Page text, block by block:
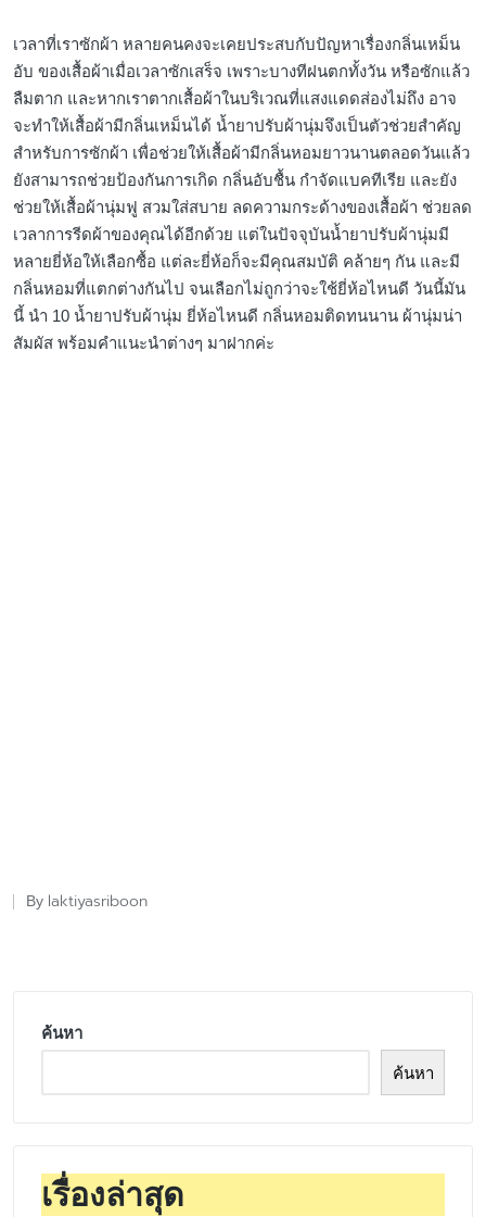
เวลาที่เราซักผ้า หลายคนคงจะเคยประสบกับปัญหาเรื่องกลิ่นเหม็น
อับ ของเสื้อผ้าเมื่อเวลาซักเสร็จ เพราะบางทีฝนตกทั้งวัน หรือซักแล้ว
ลืมตาก และหากเราตากเสื้อผ้าในบริเวณที่แสงแดดส่องไม่ถึง อาจ
จะทำให้เสื้อผ้ามีกลิ่นเหม็นได้ น้ำยาปรับผ้านุ่มจึงเป็นตัวช่วยสำคัญ
สำหรับการซักผ้า เพื่อช่วยให้เสื้อผ้ามีกลิ่นหอมยาวนานตลอดวันแล้ว
ยังสามารถช่วยป้องกันการเกิด กลิ่นอับชื้น กำจัดแบคทีเรีย และยัง
ช่วยให้เสื้อผ้านุ่มฟู สวมใส่สบาย ลดความกระด้างของเสื้อผ้า ช่วยลด
เวลาการรีดผ้าของคุณได้อีกด้วย แต่ในปัจจุบันน้ำยาปรับผ้านุ่มมี
หลายยี่ห้อให้เลือกซื้อ แต่ละยี่ห้อก็จะมีคุณสมบัติ คล้ายๆ กัน และมี
กลิ่นหอมที่แตกต่างกันไป จนเลือกไม่ถูกว่าจะใช้ยี่ห้อไหนดี วันนี้มัน
นี้ นำ 10 น้ำยาปรับผ้านุ่ม ยี่ห้อไหนดี กลิ่นหอมติดทนนาน ผ้านุ่มน่า
สัมผัส พร้อมคำแนะนำต่างๆ มาฝากค่ะ
Posted
By laktiyasriboon
ค้นหา
ค้นหา
เรื่องล่าสุด